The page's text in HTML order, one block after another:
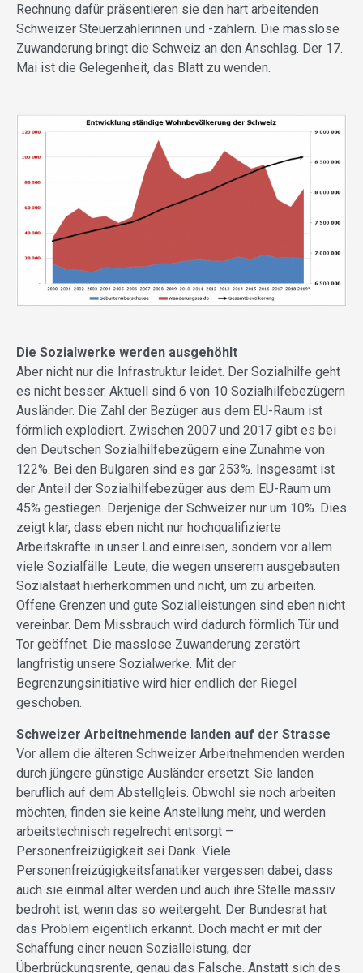
Rechnung dafür präsentieren sie den hart arbeitenden
Schweizer Steuerzahlerinnen und -zahlern. Die masslose
Zuwanderung bringt die Schweiz an den Anschlag. Der 17.
Mai ist die Gelegenheit, das Blatt zu wenden.
Die Sozialwerke werden ausgehöhlt
Aber nicht nur die Infrastruktur leidet. Der Sozialhilfe geht
es nicht besser. Aktuell sind 6 von 10 Sozialhilfebezügern
Ausländer. Die Zahl der Bezüger aus dem EU-Raum ist
förmlich explodiert. Zwischen 2007 und 2017 gibt es bei
den Deutschen Sozialhilfebezügern eine Zunahme von
122%. Bei den Bulgaren sind es gar 253%. Insgesamt ist
der Anteil der Sozialhilfebezüger aus dem EU-Raum um
45% gestiegen. Derjenige der Schweizer nur um 10%. Dies
zeigt klar, dass eben nicht nur hochqualifizierte
Arbeitskräfte in unser Land einreisen, sondern vor allem
viele Sozialfälle. Leute, die wegen unserem ausgebauten
Sozialstaat hierherkommen und nicht, um zu arbeiten.
Offene Grenzen und gute Sozialleistungen sind eben nicht
vereinbar. Dem Missbrauch wird dadurch förmlich Tür und
Tor geöffnet. Die masslose Zuwanderung zerstört
langfristig unsere Sozialwerke. Mit der
Begrenzungsinitiative wird hier endlich der Riegel
geschoben.
Schweizer Arbeitnehmende landen auf der Strasse
Vor allem die älteren Schweizer Arbeitnehmenden werden
durch jüngere günstige Ausländer ersetzt. Sie landen
beruflich auf dem Abstellgleis. Obwohl sie noch arbeiten
möchten, finden sie keine Anstellung mehr, und werden
arbeitstechnisch regelrecht entsorgt –
Personenfreizügigkeit sei Dank. Viele
Personenfreizügigkeitsfanatiker vergessen dabei, dass
auch sie einmal älter werden und auch ihre Stelle massiv
bedroht ist, wenn das so weitergeht. Der Bundesrat hat
das Problem eigentlich erkannt. Doch macht er mit der
Schaffung einer neuen Sozialleistung, der
Überbrückungsrente, genau das Falsche. Anstatt sich des